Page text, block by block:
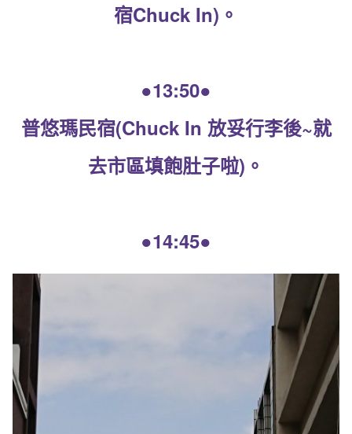
宿Chuck In)。
●13:50●
普悠瑪民宿(Chuck In 放妥行李後~就
去市區填飽肚子啦)。
●14:45●